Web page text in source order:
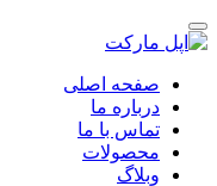
صفحه اصلی
درباره ما
تماس با ما
محصولات
وبلاگ